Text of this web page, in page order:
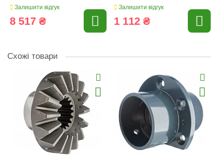
Залишити відгук
8 517 ₴
Залишити відгук
1 112 ₴
Схожі товари